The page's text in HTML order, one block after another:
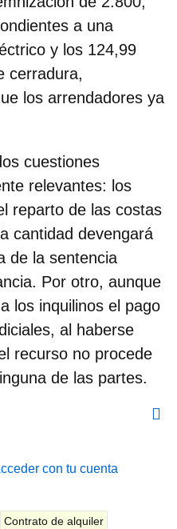
a una
y los 124,99
cerradura,
los arrendadores ya
cuestiones
relevantes: los
reparto de las costas
cantidad devengará
de la sentencia
. Por otro, aunque
los inquilinos el pago
al haberse
recurso no procede
de las partes.
con tu cuenta
Contrato de alquiler